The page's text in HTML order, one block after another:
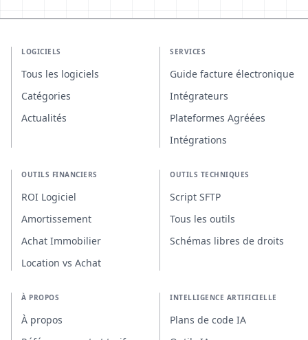
LOGICIELS
Tous les logiciels
Catégories
Actualités
SERVICES
Guide facture électronique
Intégrateurs
Plateformes Agréées
Intégrations
OUTILS FINANCIERS
ROI Logiciel
Amortissement
Achat Immobilier
Location vs Achat
OUTILS TECHNIQUES
Script SFTP
Tous les outils
Schémas libres de droits
À PROPOS
À propos
INTELLIGENCE ARTIFICIELLE
Plans de code IA